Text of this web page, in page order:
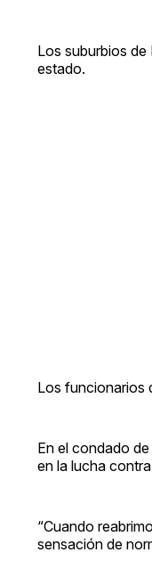
Los suburbios
estado.
Los funcionarios
En el condado
en la lucha
“Cuando
sensación de